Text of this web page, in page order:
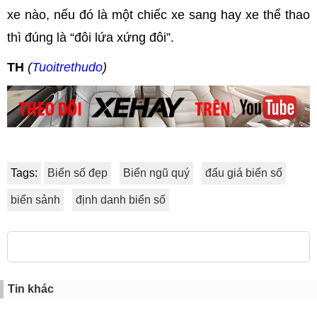
xe nào, nếu đó là một chiếc xe sang hay xe thể thao
thì đúng là “đôi lứa xứng đôi”.
TH (Tuoitrethudo)
Tags: Biển số đẹp Biển ngũ quý đấu giá biển số
biển sảnh định danh biển số
Tin khác